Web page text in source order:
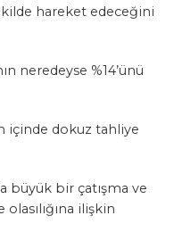
hareket edeceğini
neredeyse %14’ünü
içinde dokuz tahliye
büyük bir çatışma ve
ilişkin